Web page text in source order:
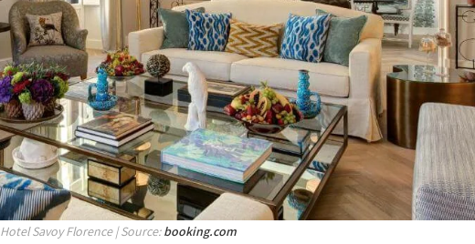
Hotel Savoy Florence | Source:booking.com